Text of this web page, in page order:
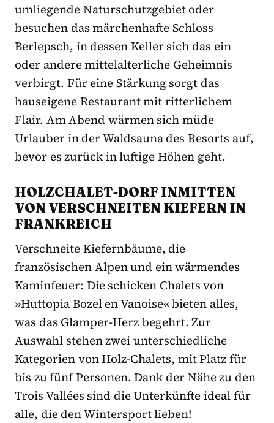
umliegende Naturschutzgebiet oder
besuchen das märchenhafte Schloss
Berlepsch, in dessen Keller sich das ein
oder andere mittelalterliche Geheimnis
verbirgt. Für eine Stärkung sorgt das
hauseigene Restaurant mit ritterlichem
Flair. Am Abend wärmen sich müde
Urlauber in der Waldsauna des Resorts auf,
bevor es zurück in luftige Höhen geht.
HOLZCHALET-DORF INMITTEN
VON VERSCHNEITEN KIEFERN IN
FRANKREICH
Verschneite Kiefernbäume, die
französischen Alpen und ein wärmendes
Kaminfeuer: Die schicken Chalets von
»Huttopia Bozel en Vanoise« bieten alles,
was das Glamper-Herz begehrt. Zur
Auswahl stehen zwei unterschiedliche
Kategorien von Holz-Chalets, mit Platz für
bis zu fünf Personen. Dank der Nähe zu den
Trois Vallées sind die Unterkünfte ideal für
alle, die den Wintersport lieben!